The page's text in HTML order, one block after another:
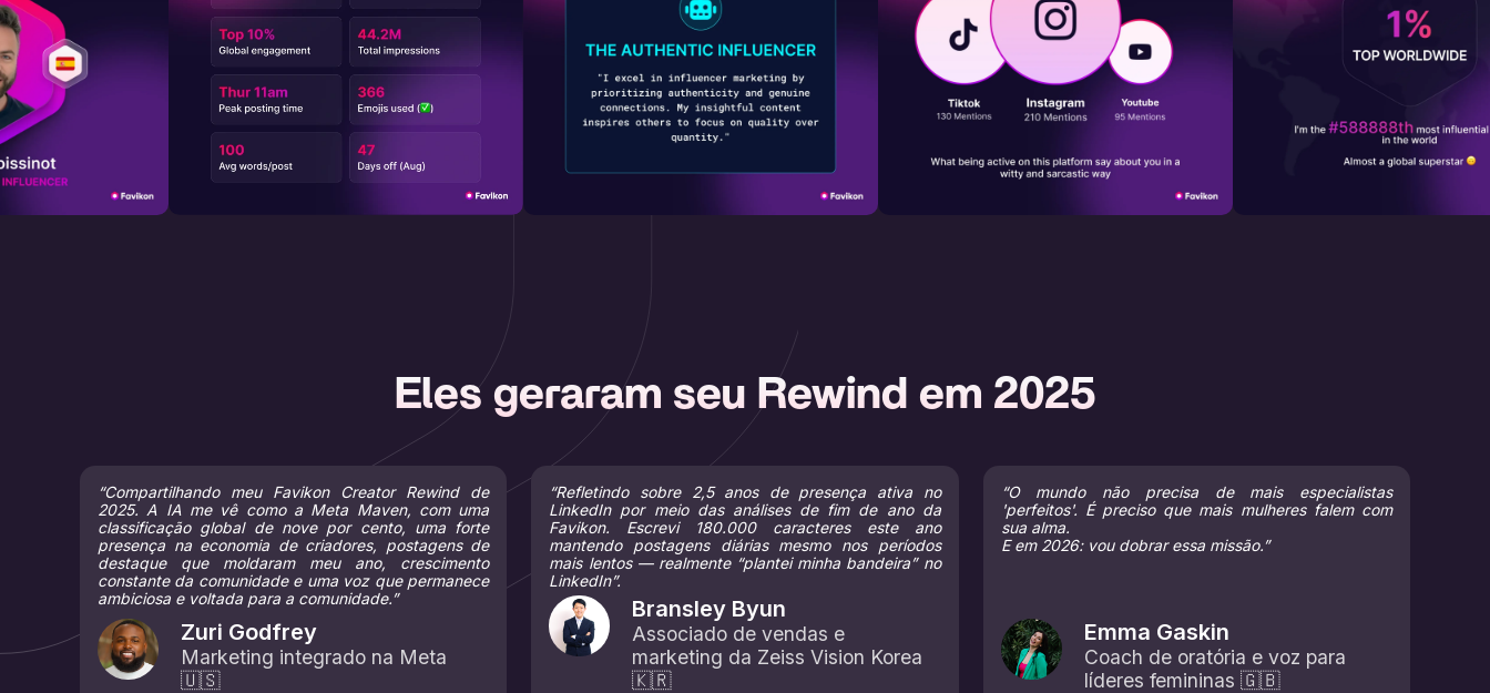
Eles geraram seu Rewind em 2025
“Compartilhando meu Favikon Creator Rewind de
2025. A IA me vê como a Meta Maven, com uma
classificação global de nove por cento, uma forte
presença na economia de criadores, postagens de
destaque que moldaram meu ano, crescimento
constante da comunidade e uma voz que permanece
ambiciosa e voltada para a comunidade.”
Zuri Godfrey
Marketing integrado na Meta
🇺🇸
“Refletindo sobre 2,5 anos de presença ativa no
LinkedIn por meio das análises de fim de ano da
Favikon. Escrevi 180.000 caracteres este ano
mantendo postagens diárias mesmo nos períodos
mais lentos — realmente “plantei minha bandeira” no
LinkedIn”.
Bransley Byun
Associado de vendas e
marketing da Zeiss Vision Korea
🇰🇷
“O mundo não precisa de mais especialistas
'perfeitos'. É preciso que mais mulheres falem com
sua alma.
E em 2026: vou dobrar essa missão.”
Emma Gaskin
Coach de oratória e voz para
líderes femininas 🇬🇧